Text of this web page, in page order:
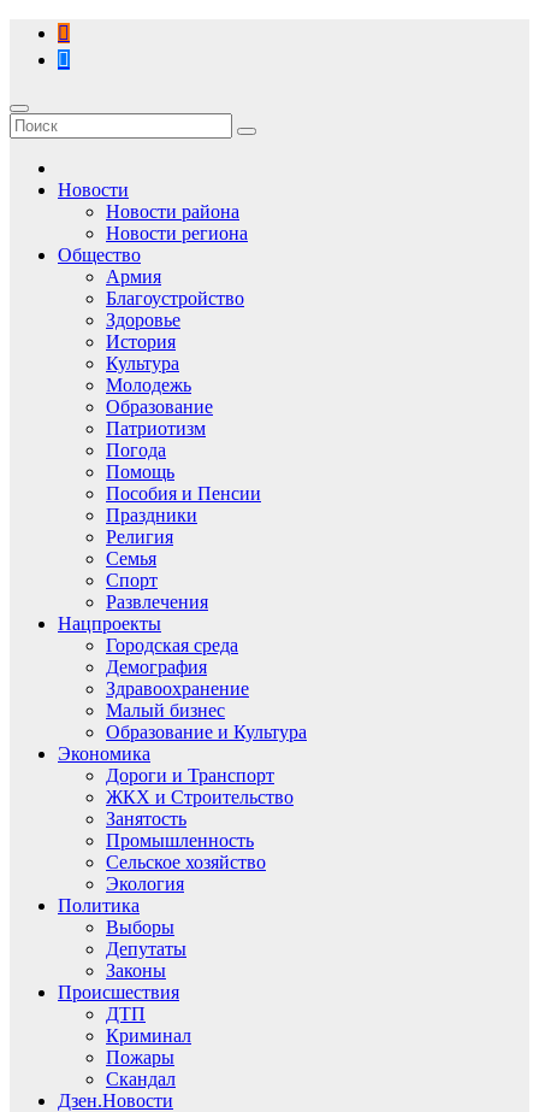
Перейти
содержимому
Новости
Новости района
Новости региона
Общество
Армия
Благоустройство
Здоровье
История
Культура
Молодежь
Образование
Патриотизм
Погода
Помощь
Пособия и Пенсии
Праздники
Религия
Семья
Спорт
Развлечения
Нацпроекты
Городская среда
Демография
Здравоохранение
Малый бизнес
Образование и Культура
Экономика
Дороги и Транспорт
ЖКХ и Строительство
Занятость
Промышленность
Сельское хозяйство
Экология
Политика
Выборы
Депутаты
Законы
Происшествия
ДТП
Криминал
Пожары
Скандал
Дзен.Новости